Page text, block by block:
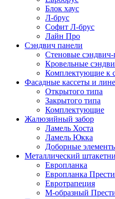
Блок хаус
Л-брус
Софит Л-брус
Лайн Про
Сэндвич панели
Стеновые сэндвич-
Кровельные
Комплектующие к
Фасадные кассеты и
Открытого типа
Закрытого типа
Комплектующие
Жалюзийный забор
Ламель Хоста
Ламель Юкка
Доборные
Металлический
Европланка
Европланка
Евротрапеция
М-образный